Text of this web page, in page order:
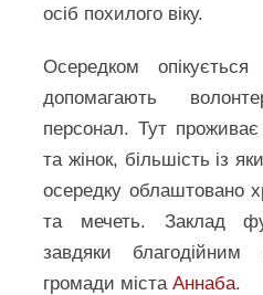
осіб похилого віку.
Осередком
допомагають
персонал. Тут проживає
та жінок, більшість із
осередку облаштовано
та мечеть. Заклад
завдяки благодійним
громади містаАннаба.